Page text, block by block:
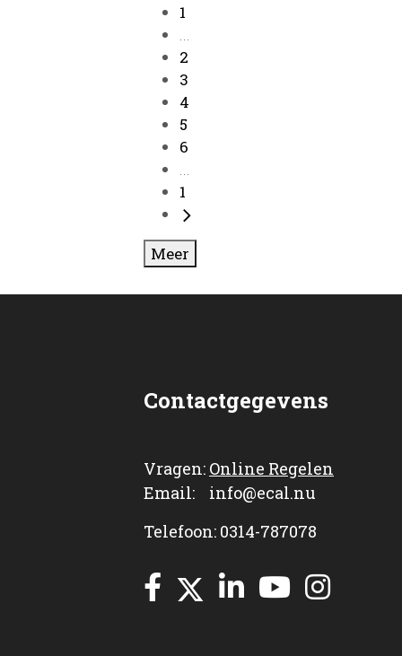
1
...
2
3
4
5
6
...
1
Meer
Contactgegevens
Vragen: Online Regelen
Email: info@ecal.nu
Telefoon: 0314-787078